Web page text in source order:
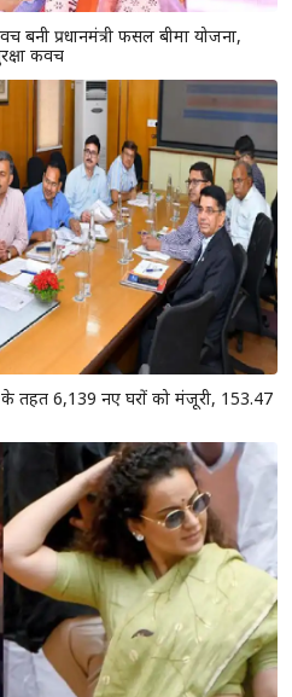
बनी प्रधानमंत्री फसल बीमा योजना,
कवच
के तहत 6,139 नए घरों को मंजूरी, 153.47